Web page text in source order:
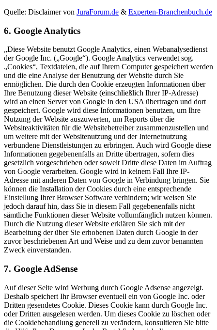
Quelle: Disclaimer von JuraForum.de & Experten-Branchenbuch.de
6. Google Analytics
„Diese Website benutzt Google Analytics, einen Webanalysedienst
der Google Inc. („Google“). Google Analytics verwendet sog.
„Cookies“, Textdateien, die auf Ihrem Computer gespeichert werden
und die eine Analyse der Benutzung der Website durch Sie
ermöglichen. Die durch den Cookie erzeugten Informationen über
Ihre Benutzung dieser Website (einschließlich Ihrer IP-Adresse)
wird an einen Server von Google in den USA übertragen und dort
gespeichert. Google wird diese Informationen benutzen, um Ihre
Nutzung der Website auszuwerten, um Reports über die
Websiteaktivitäten für die Websitebetreiber zusammenzustellen und
um weitere mit der Websitenutzung und der Internetnutzung
verbundene Dienstleistungen zu erbringen. Auch wird Google diese
Informationen gegebenenfalls an Dritte übertragen, sofern dies
gesetzlich vorgeschrieben oder soweit Dritte diese Daten im Auftrag
von Google verarbeiten. Google wird in keinem Fall Ihre IP-
Adresse mit anderen Daten von Google in Verbindung bringen. Sie
können die Installation der Cookies durch eine entsprechende
Einstellung Ihrer Browser Software verhindern; wir weisen Sie
jedoch darauf hin, dass Sie in diesem Fall gegebenenfalls nicht
sämtliche Funktionen dieser Website vollumfänglich nutzen können.
Durch die Nutzung dieser Website erklären Sie sich mit der
Bearbeitung der über Sie erhobenen Daten durch Google in der
zuvor beschriebenen Art und Weise und zu dem zuvor benannten
Zweck einverstanden.
7. Google AdSense
Auf dieser Seite wird Werbung durch Google Adsense angezeigt.
Deshalb speichert Ihr Browser eventuell ein von Google Inc. oder
Dritten gesendetes Cookie. Dieses Cookie kann durch Google Inc.
oder Dritten ausgelesen werden. Um dieses Cookie zu löschen oder
die Cookiebehandlung generell zu verändern, konsultieren Sie bitte